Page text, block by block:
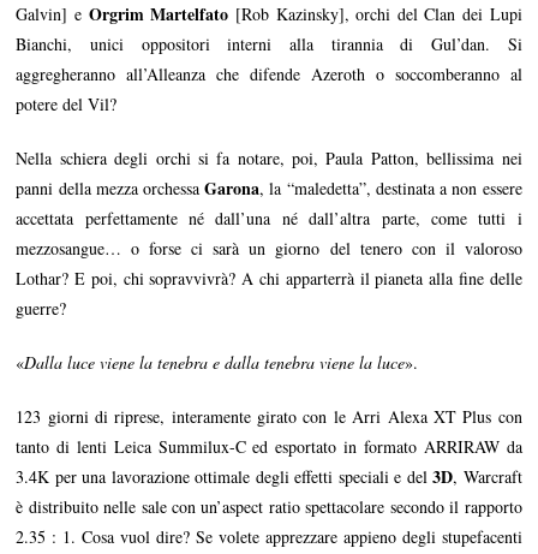
Galvin] e Orgrim Martelfato [Rob Kazinsky], orchi del Clan dei Lupi
Bianchi, unici oppositori interni alla tirannia di Gul’dan. Si
aggregheranno all’Alleanza che difende Azeroth o soccomberanno al
potere del Vil?
Nella schiera degli orchi si fa notare, poi, Paula Patton, bellissima nei
panni della mezza orchessaGarona, la “maledetta”, destinata a non essere
accettata perfettamente né dall’una né dall’altra parte, come tutti i
mezzosangue… o forse ci sarà un giorno del tenero con il valoroso
Lothar? E poi, chi sopravvivrà? A chi apparterrà il pianeta alla fine delle
guerre?
«Dalla luce viene la tenebra e dalla tenebra viene la luce».
123 giorni di riprese, interamente girato con le Arri Alexa XT Plus con
tanto di lenti Leica Summilux-C ed esportato in formato ARRIRAW da
3.4K per una lavorazione ottimale degli effetti speciali e del3D, Warcraft
è distribuito nelle sale con un’aspect ratio spettacolare secondo il rapporto
2.35 : 1. Cosa vuol dire? Se volete apprezzare appieno degli stupefacenti